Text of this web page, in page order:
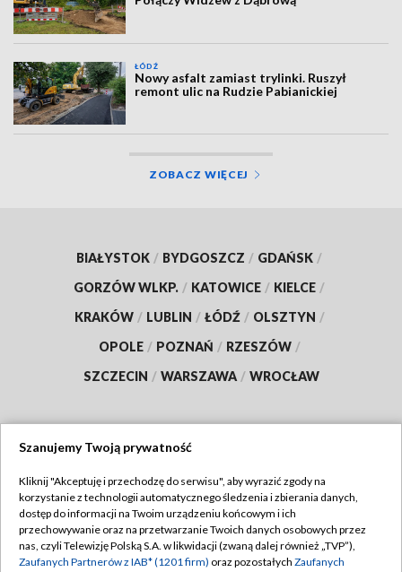
ŁÓDŹ
Nowy asfalt zamiast trylinki. Ruszył
remont ulic na Rudzie Pabianickiej
ZOBACZ WIĘCEJ
BIAŁYSTOK / BYDGOSZCZ / GDAŃSK /
GORZÓW WLKP. / KATOWICE / KIELCE /
KRAKÓW / LUBLIN / ŁÓDŹ / OLSZTYN /
OPOLE / POZNAŃ / RZESZÓW /
SZCZECIN / WARSZAWA / WROCŁAW
TVP
Abonament TVP
Emisja w TVP
Regulamin TVP
Polityka prywatności
Szanujemy Twoją prywatność
Kliknij "Akceptuję i przechodzę do serwisu", aby wyrazić zgody na
korzystanie z technologii automatycznego śledzenia i zbierania danych,
dostęp do informacji na Twoim urządzeniu końcowym i ich
przechowywanie oraz na przetwarzanie Twoich danych osobowych przez
nas, czyli Telewizję Polską S.A. w likwidacji (zwaną dalej również „TVP”),
Zaufanych Partnerów z IAB* (1201 firm) oraz pozostałych Zaufanych